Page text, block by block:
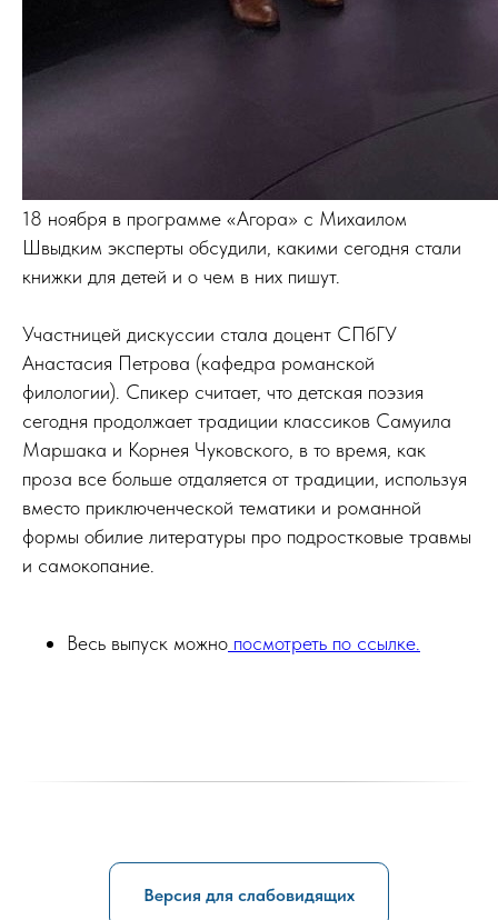
18 ноября в программе «Агора» с Михаилом
Швыдким эксперты обсудили, какими сегодня стали
книжки для детей и о чем в них пишут.
Участницей дискуссии стала доцент СПбГУ
Анастасия Петрова (кафедра романской
филологии). Спикер считает, что детская поэзия
сегодня продолжает традиции классиков Самуила
Маршака и Корнея Чуковского, в то время, как
проза все больше отдаляется от традиции, используя
вместо приключенческой тематики и романной
формы обилие литературы про подростковые травмы
и самокопание.
Весь выпуск можно посмотреть по ссылке.
Версия для слабовидящих